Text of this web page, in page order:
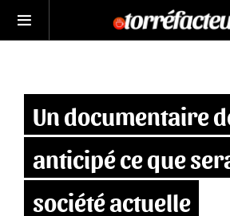
Un documentaire
anticipé ce que
société actuelle